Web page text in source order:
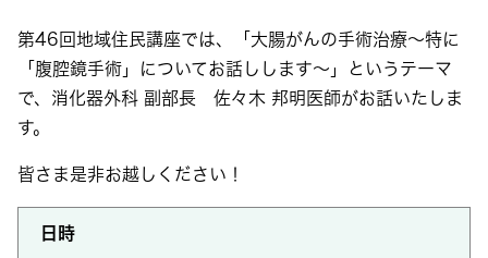
第46回地域住民講座では、「大腸がんの手術治療～特に
「腹腔鏡手術」についてお話しします～」というテーマ
で、消化器外科 副部長 佐々木 邦明医師がお話いたしま
す。
皆さま是非お越しください！
日時